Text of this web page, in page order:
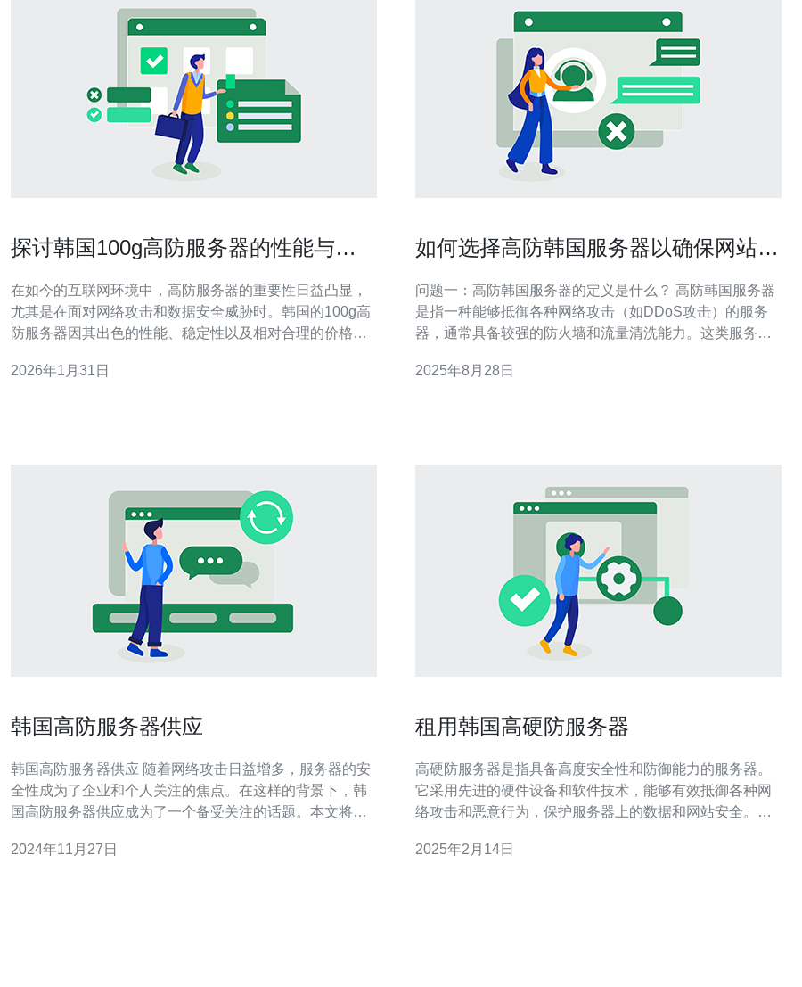
探讨韩国100g高防服务器的性能与应
在如今的互联网环境中，高防服务器的重要性日益凸显，
尤其是在面对网络攻击和数据安全威胁时。韩国的100g高
防服务器因其出色的性能、稳定性以及相对合理的价格，
型服务器的性能表现、优势以及适合的应用场景，为您提
2026年1月31日
如何选择高防韩国服务器以确保网站安
问题一：高防韩国服务器的定义是什么？ 高防韩国服务器
是指一种能够抵御各种网络攻击（如DDoS攻击）的服务
器，通常具备较强的防火墙和流量清洗能力。这类服务器
数据安全。高防韩国服务器通常由专业的服务提供商提
2025年8月28日
韩国高防服务器供应
韩国高防服务器供应 随着网络攻击日益增多，服务器的安
全性成为了企业和个人关注的焦点。在这样的背景下，韩
国高防服务器供应成为了一个备受关注的话题。本文将介
络安全方面的重要性。 韩国作为亚洲最发达的科技强国之
2024年11月27日
租用韩国高硬防服务器
高硬防服务器是指具备高度安全性和防御能力的服务器。
它采用先进的硬件设备和软件技术，能够有效抵御各种网
络攻击和恶意行为，保护服务器上的数据和网站安全。在
企业信息安全至关重要。 韩国作为亚洲的科技强国，拥有
2025年2月14日